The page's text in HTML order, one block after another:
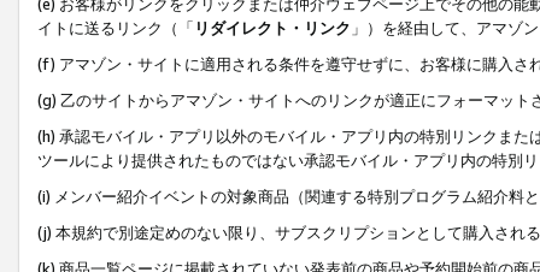
イトに送るリンク（「 リダイレクト・リンク 」）を経由して、アマゾ
(f) アマゾン・サイトに適用される条件を遵守せずに、お客様に購入さ
(g) 乙のサイトからアマゾン・サイトへのリンクが適正にフォーマッ
(h) 承認モバイル・アプリ以外のモバイル・アプリ内の特別リンクま
ツールにより提供されたものではない承認モバイル・アプリ内の特別
(i) メンバー紹介イベントの対象商品（関連する特別プログラム紹介料
(j) 本規約で別途定めのない限り、サブスクリプションとして購入され
(k) 商品一覧ページに掲載されていない発表前の商品や予約開始前の商